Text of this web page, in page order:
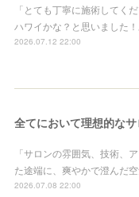
「とても丁寧に施術してく
ハワイかな？と思いました
2026.07.12 22:00
全てにおいて理想的な
「サロンの雰囲気、技術、
た途端に、爽やかで澄んだ
2026.07.08 22:00